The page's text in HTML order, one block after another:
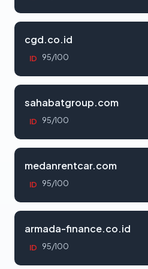
cgd.co.id
ID 95/100
sahabatgroup.com
ID 95/100
medanrentcar.com
ID 95/100
armada-finance.co.id
ID 95/100